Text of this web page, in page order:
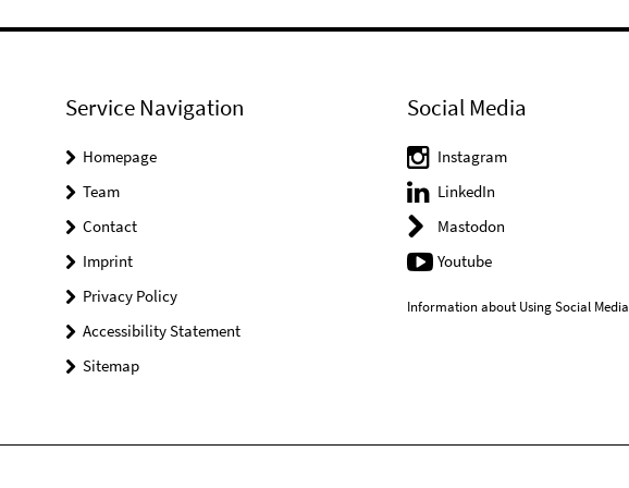
Service Navigation
Homepage
Team
Contact
Imprint
Privacy Policy
Accessibility Statement
Sitemap
Social Media
Instagram
LinkedIn
Mastodon
Youtube
Information about Using Social Media